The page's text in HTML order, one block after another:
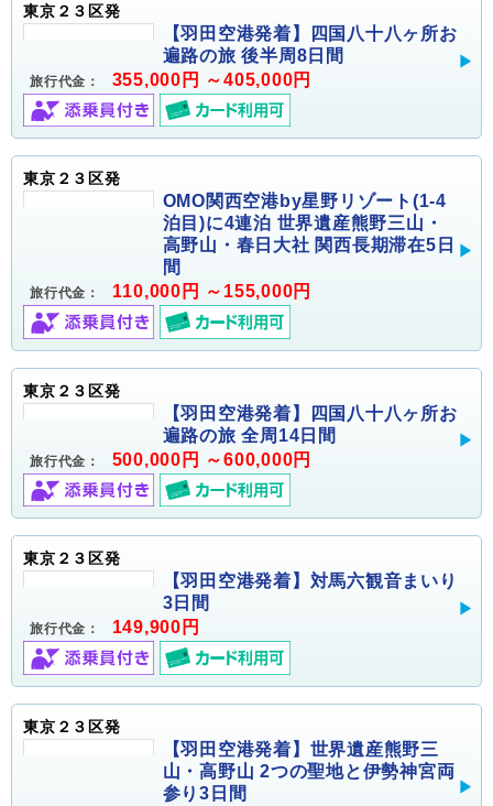
東京２３区発
【羽田空港発着】四国八十八ヶ所お
遍路の旅 後半周8日間
旅行代金： 355,000円 ～405,000円
東京２３区発
OMO関西空港by星野リゾート(1-4
泊目)に4連泊 世界遺産熊野三山・
高野山・春日大社 関西長期滞在5日
間
旅行代金： 110,000円 ～155,000円
東京２３区発
【羽田空港発着】四国八十八ヶ所お
遍路の旅 全周14日間
旅行代金： 500,000円 ～600,000円
東京２３区発
【羽田空港発着】対馬六観音まいり
3日間
旅行代金： 149,900円
東京２３区発
【羽田空港発着】世界遺産熊野三
山・高野山 2つの聖地と伊勢神宮両
参り3日間